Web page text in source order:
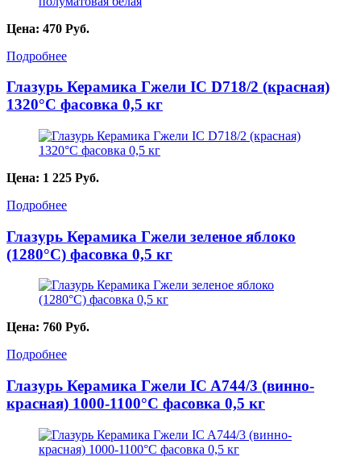
Цена: 470 Руб.
Подробнее
Глазурь Керамика Гжели IC D718/2 (красная)
1320°С фасовка 0,5 кг
Цена: 1 225 Руб.
Подробнее
Глазурь Керамика Гжели зеленое яблоко
(1280°С) фасовка 0,5 кг
Цена: 760 Руб.
Подробнее
Глазурь Керамика Гжели IC A744/3 (винно-
красная) 1000-1100°С фасовка 0,5 кг